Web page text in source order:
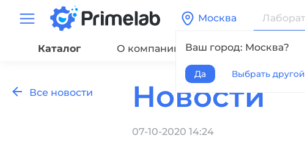
Москва
Ваш город: Москва?
Да Выбрать другой
Каталог О компании Сервис
Все новости Новости
07-10-2020 14:24